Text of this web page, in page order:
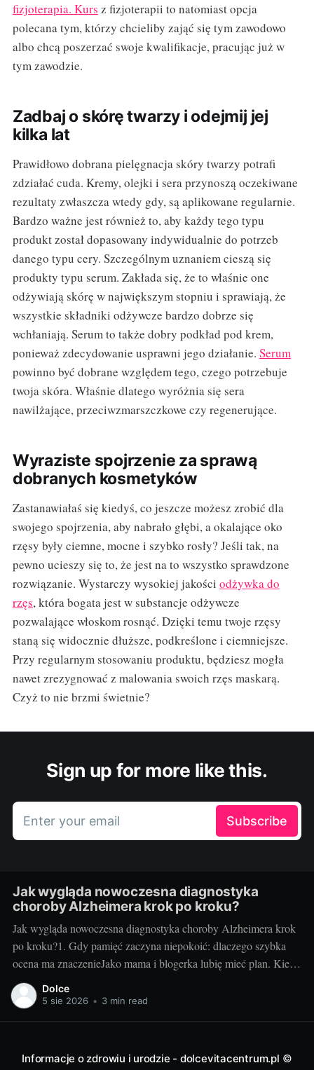
fizjoterapia. Kurs z fizjoterapii to natomiast opcja
polecana tym, którzy chcieliby zająć się tym zawodowo
albo chcą poszerzać swoje kwalifikacje, pracując już w
tym zawodzie.
Zadbaj o skórę twarzy i odejmij jej
kilka lat
Prawidłowo dobrana pielęgnacja skóry twarzy potrafi
zdziałać cuda. Kremy, olejki i sera przynoszą oczekiwane
rezultaty zwłaszcza wtedy gdy, są aplikowane regularnie.
Bardzo ważne jest również to, aby każdy tego typu
produkt został dopasowany indywidualnie do potrzeb
danego typu cery. Szczególnym uznaniem cieszą się
produkty typu serum. Zakłada się, że to właśnie one
odżywiają skórę w największym stopniu i sprawiają, że
wszystkie składniki odżywcze bardzo dobrze się
wchłaniają. Serum to także dobry podkład pod krem,
ponieważ zdecydowanie usprawni jego działanie. Serum
powinno być dobrane względem tego, czego potrzebuje
twoja skóra. Właśnie dlatego wyróżnia się sera
nawilżające, przeciwzmarszczkowe czy regenerujące.
Wyraziste spojrzenie za sprawą
dobranych kosmetyków
Zastanawiałaś się kiedyś, co jeszcze możesz zrobić dla
swojego spojrzenia, aby nabrało głębi, a okalające oko
rzęsy były ciemne, mocne i szybko rosły? Jeśli tak, na
pewno ucieszy się to, że jest na to wszystko sprawdzone
rozwiązanie. Wystarczy wysokiej jakości odżywka do
rzęs, która bogata jest w substancje odżywcze
pozwalające włoskom rosnąć. Dzięki temu twoje rzęsy
staną się widocznie dłuższe, podkreślone i ciemniejsze.
Przy regularnym stosowaniu produktu, będziesz mogła
nawet zrezygnować z malowania swoich rzęs maskarą.
Czyż to nie brzmi świetnie?
Sign up for more like this.
Enter your email Subscribe
Jak wygląda nowoczesna diagnostyka
choroby Alzheimera krok po kroku?
Jak wygląda nowoczesna diagnostyka choroby Alzheimera krok
po kroku?1. Gdy pamięć zaczyna niepokoić: dlaczego szybka
ocena ma znaczenieJako mama i blogerka lubię mieć plan. Kiedy
u mojej cioci zaczęły się „drobne” zgubienia terminów i
powtarzanie tych samych pytań, myślałam: zmęczenie, stres. Ale
Dolce
5 sie 2026 • 3 min read
Informacje o zdrowiu i urodzie - dolcevitacentrum.pl ©